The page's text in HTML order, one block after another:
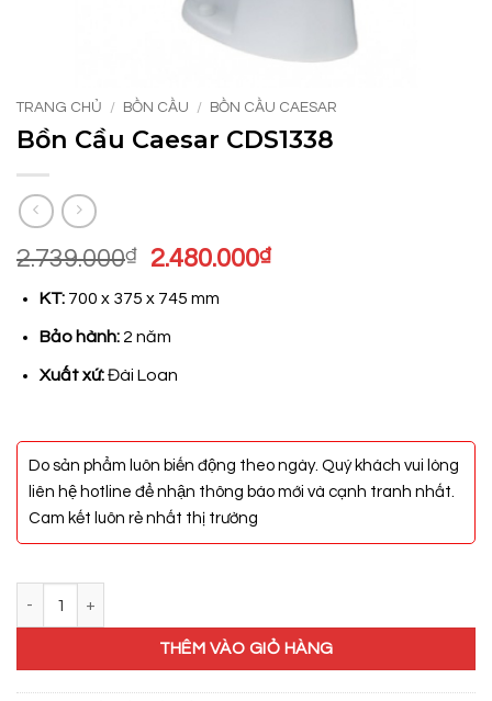
TRANG CHỦ / BỒN CẦU / BỒN CẦU CAESAR
Bồn Cầu Caesar CDS1338
2.739.000₫
Giá
là:
2.739.000₫.
2.480.000₫Giá
KT:700 x 375 x 745 mm
Bảo hành: 2 năm
Xuất xứ:Đài Loan
Do sản phẩm luôn biến động theo ngày. Quý khách vui lòng
liên hệ hotline để nhận thông báo mới và cạnh tranh nhất.
Cam kết luôn rẻ nhất thị trường
THÊM VÀO GIỎ HÀNG